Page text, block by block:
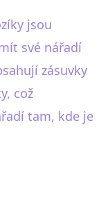
jsou
své nářadí
zásuvky
což
tam, kde je